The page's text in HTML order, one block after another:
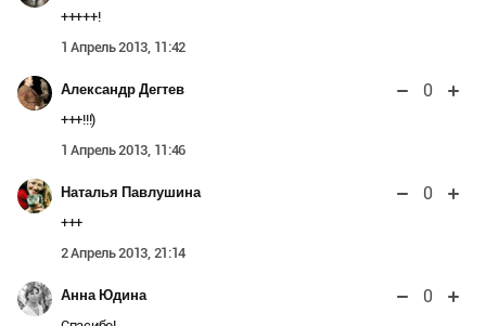
+++++!
1 Апрель 2013, 11:42
Александр Дегтев 0
+++!!!)
1 Апрель 2013, 11:46
Наталья Павлушина 0
+++
2 Апрель 2013, 21:14
Анна Юдина 0